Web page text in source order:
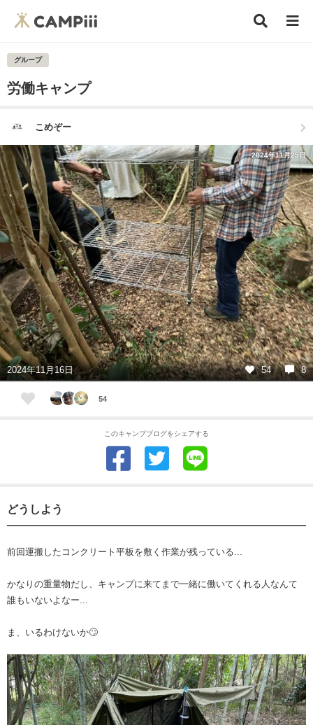
グループ
労働キャンプ
こめぞー
2024年11月25日
2024年11月16日 54 8
54
このキャンプブログをシェアする
どうしよう
前回運搬したコンクリート平板を敷く作業が残っている...
かなりの重量物だし、キャンプに来てまで一緒に働いてくれる人なんて
誰もいないよなー...
ま、いるわけないか🙄